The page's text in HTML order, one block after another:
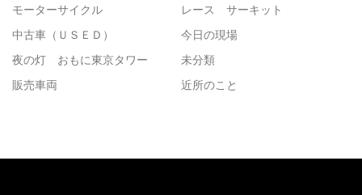
モーターサイクル
レース サーキット
中古車（ＵＳＥＤ）
今日の現場
夜の灯 おもに東京タワー
未分類
販売車両
近所のこと